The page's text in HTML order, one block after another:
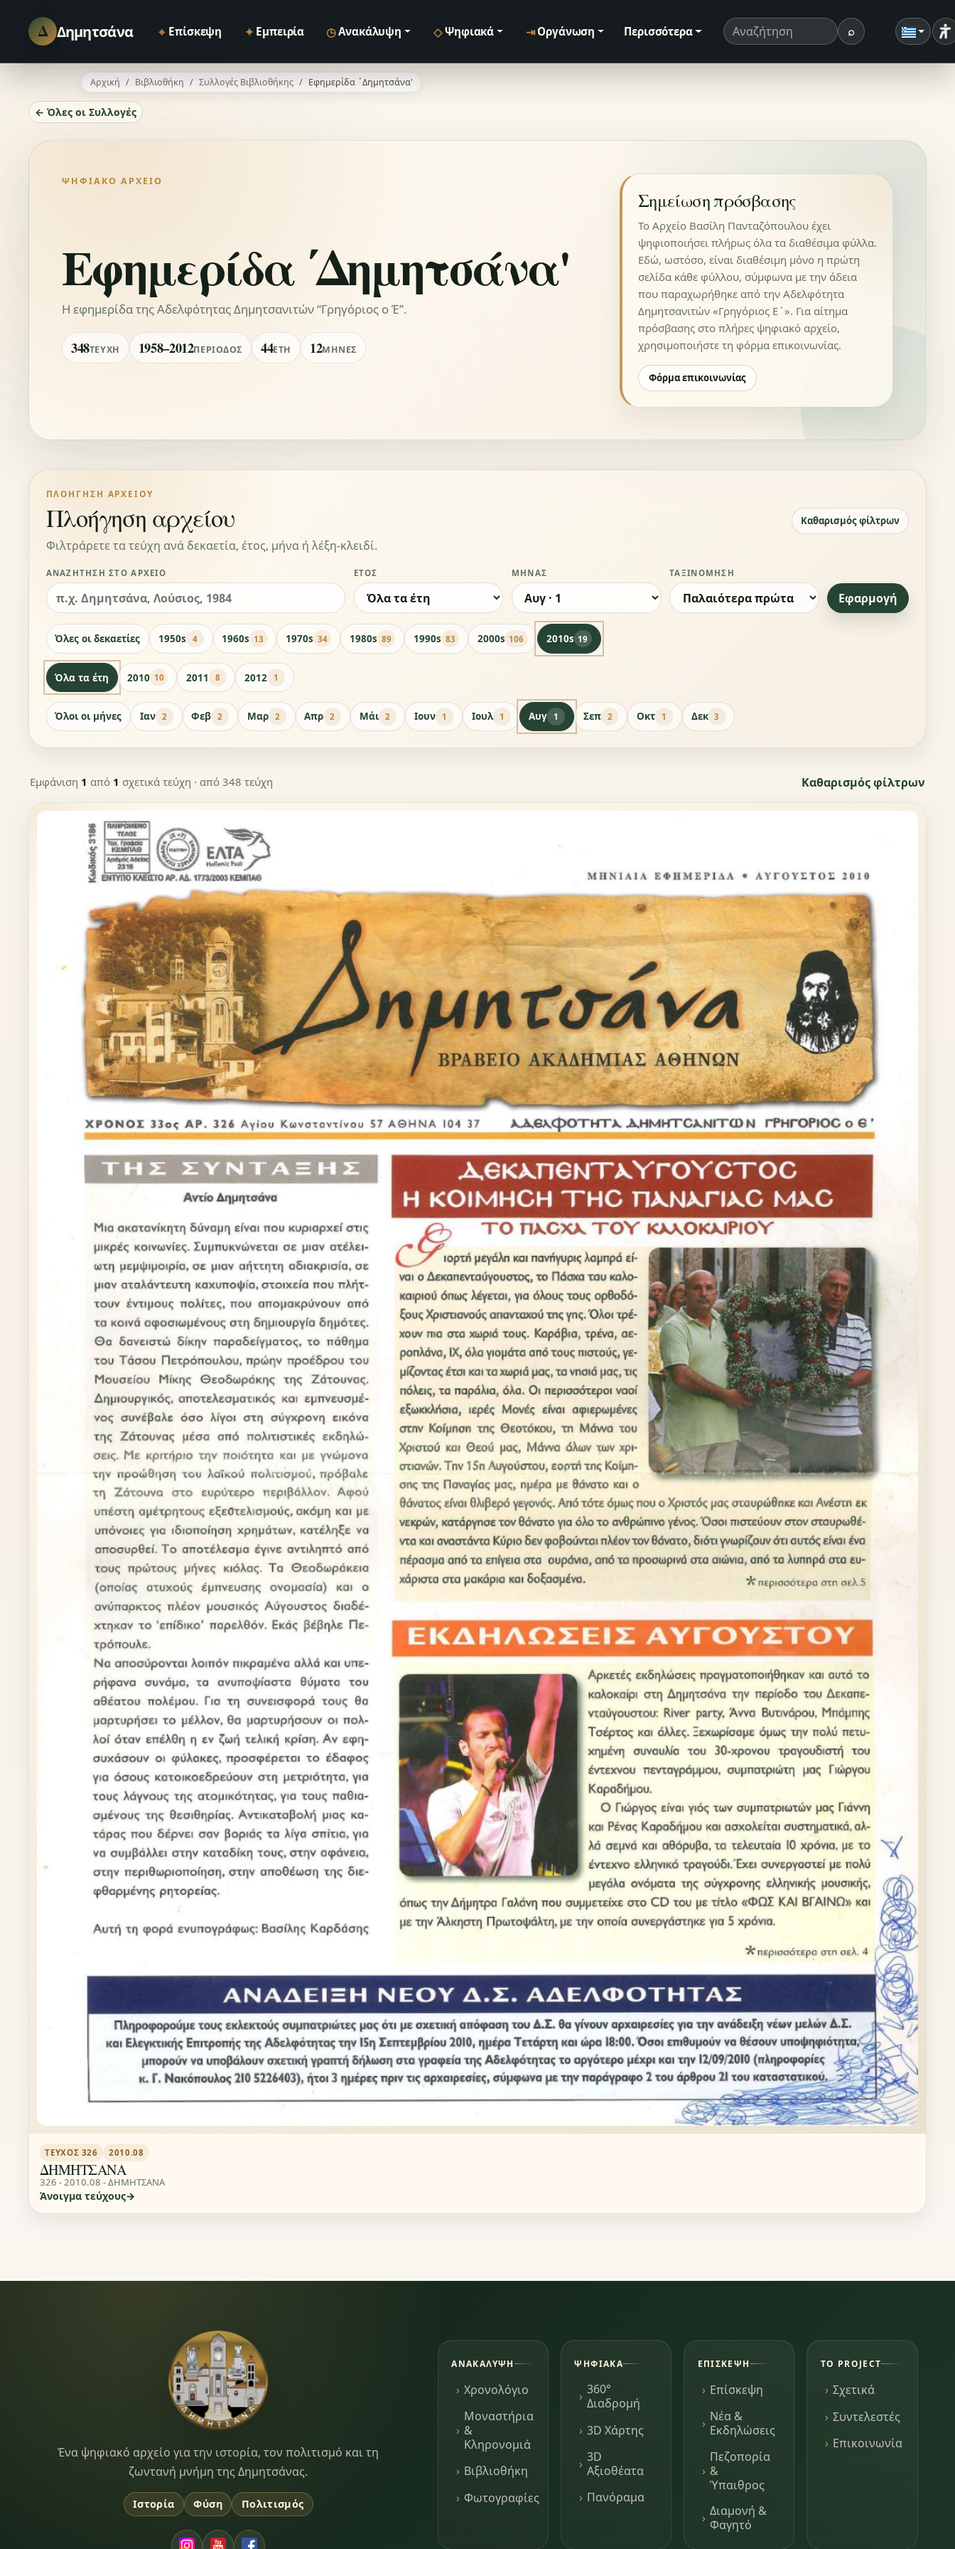
Δ Δημητσάνα ⌖ Επίσκεψη ✦ Εμπειρία ◷Ανακάλυψη ◇ Ψηφιακά ⇥ Οργάνωση Περισσότερα Όρος αναζήτησης ⌕Αναζήτηση
Αρχική Βιβλιοθήκη Συλλογές Βιβλιοθήκης Εφημερίδα ΄Δημητσάνα'
← Όλες οι Συλλογές
ΨΗΦΙΑΚΌ ΑΡΧΕΊΟ
Εφημερίδα ΄Δημητσάνα'
Η εφημερίδα της Αδελφότητας Δημητσανιτών “Γρηγόριος ο Έ”.
348ΤΕΎΧΗ 1958–2012ΠΕΡΊΟΔΟΣ 44ΈΤΗ 12ΜΉΝΕΣ
Σημείωση πρόσβασης
Το Αρχείο Βασίλη Πανταζόπουλου έχει
ψηφιοποιήσει πλήρως όλα τα διαθέσιμα φύλλα.
Εδώ, ωστόσο, είναι διαθέσιμη μόνο η πρώτη
σελίδα κάθε φύλλου, σύμφωνα με την άδεια
που παραχωρήθηκε από την Αδελφότητα
Δημητσανιτών «Γρηγόριος Ε΄». Για αίτημα
πρόσβασης στο πλήρες ψηφιακό αρχείο,
χρησιμοποιήστε τη φόρμα επικοινωνίας.
Φόρμα επικοινωνίας
ΠΛΟΉΓΗΣΗ ΑΡΧΕΊΟΥ
Πλοήγηση αρχείου
Φιλτράρετε τα τεύχη ανά δεκαετία, έτος, μήνα ή λέξη-κλειδί.
Καθαρισμός φίλτρων
ΑΝΑΖΉΤΗΣΗ ΣΤΟ ΑΡΧΕΊΟ ΈΤΟΣ ΜΉΝΑΣ ΤΑΞΙΝΌΜΗΣΗ
Εφαρμογή
Όλες οι δεκαετίες 1950s 4 1960s 13 1970s 34 1980s 89 1990s 83 2000s 106 2010s 19
Όλα τα έτη 2010 10 2011 8 2012 1
Όλοι οι μήνες Ιαν 2 Φεβ 2 Μαρ 2 Απρ 2 Μάι 2 Ιουν 1 Ιουλ 1 Αυγ 1 Σεπ 2 Οκτ 1 Δεκ 3
Εμφάνιση 1 από 1 σχετικά τεύχη · από 348 τεύχη Καθαρισμός φίλτρων
ΤΕΎΧΟΣ 326 2010.08
ΔΗΜΗΤΣΑΝΑ
326 - 2010.08 - ΔΗΜΗΤΣΑΝΑ
Άνοιγμα τεύχους
Dimitsana.gr
Ένα ψηφιακό αρχείο για την ιστορία, τον πολιτισμό και τη
ζωντανή μνήμη της Δημητσάνας.
Ιστορία Φύση Πολιτισμός
ΑΝΑΚΆΛΥΨΗ
Χρονολόγιο
Μοναστήρια
&
Κληρονομιά
Βιβλιοθήκη
Φωτογραφίες
ΨΗΦΙΑΚΆ
360°
Διαδρομή
3D Χάρτης
3D
Αξιοθέατα
Πανόραμα
ΕΠΊΣΚΕΨΗ
Επίσκεψη
Νέα &
Εκδηλώσεις
Πεζοπορία
&
Ύπαιθρος
Διαμονή &
Φαγητό
ΤΟ PROJECT
Σχετικά
Συντελεστές
Επικοινωνία